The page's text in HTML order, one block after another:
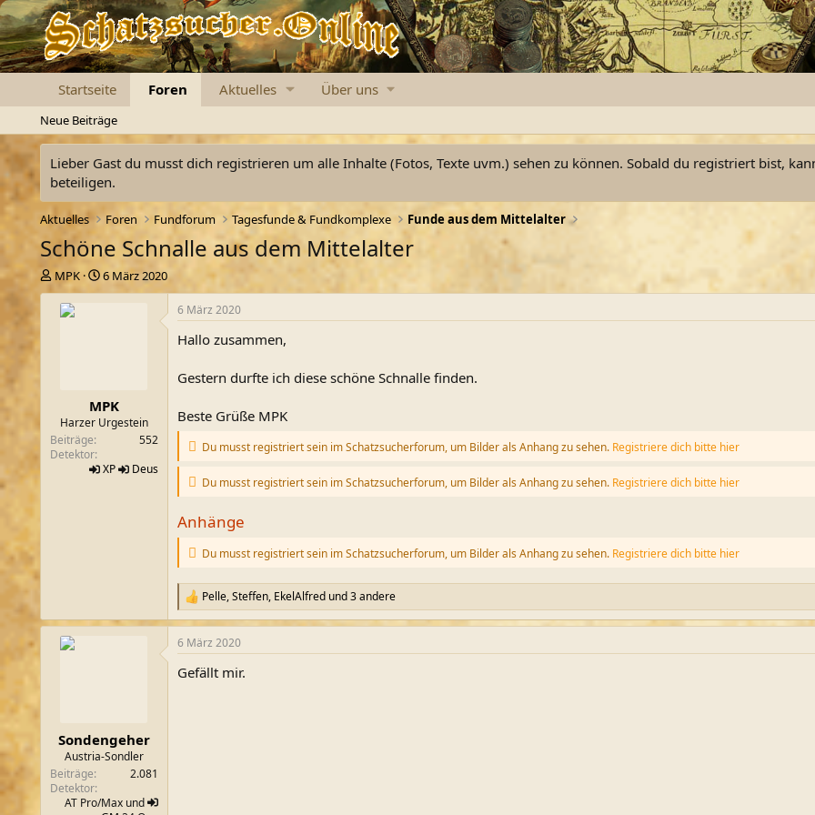
Startseite Foren Aktuelles Über uns
Neue Beiträge
Lieber Gast du musst dich registrieren um alle Inhalte (Fotos, Texte uvm.) sehen zu können. Sobald du registriert bist,
beteiligen.
Aktuelles Foren Fundforum Tagesfunde & Fundkomplexe Funde aus dem Mittelalter
Schöne Schnalle aus dem Mittelalter
E
r
MPK
E
r
a
m
6 März 2020
MPK
Harzer Urgestein
Beiträge
552
Detektor
XP
Deus
6 März 2020
Hallo zusammen,
Gestern durfte ich diese schöne Schnalle finden.
Beste Grüße MPK
Du musst registriert sein im Schatzsucherforum, um Bilder als Anhang zu sehen. Registriere dich bitte hier
Du musst registriert sein im Schatzsucherforum, um Bilder als Anhang zu sehen. Registriere dich bitte hier
Anhänge
Du musst registriert sein im Schatzsucherforum, um Bilder als Anhang zu sehen. Registriere dich bitte hier
R
e
a
k
i
Pelle,Steffen, EkelAlfredund 3 andere
Sondengeher
Austria-Sondler
Beiträge
2.081
Detektor
AT Pro/Max und
6 März 2020
Gefällt mir.